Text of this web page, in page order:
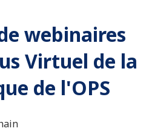
webinaires
Virtuel de la
de l'OPS